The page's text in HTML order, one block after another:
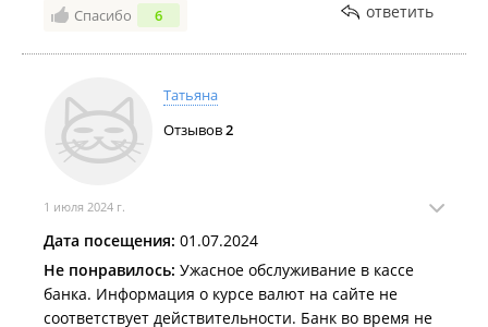
Спасибо 6 ответить
Татьяна
Отзывов2
1 июля 2024 г.
Дата посещения: 01.07.2024
Не понравилось: Ужасное обслуживание в кассе
банка. Информация о курсе валют на сайте не
соответствует действительности. Банк во время не